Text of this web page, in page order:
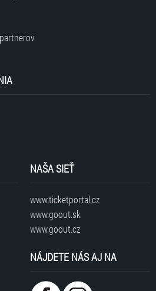
NAŠA SIEŤ
www.ticketportal.cz
www.goout.sk
www.goout.cz
NÁJDETE NÁS AJ NA